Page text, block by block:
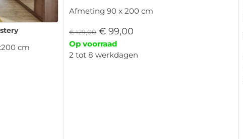
cm
Afmeting 90 x 200 cm
€129,00 € 99,00
Op voorraad
2 tot 8 werkdagen